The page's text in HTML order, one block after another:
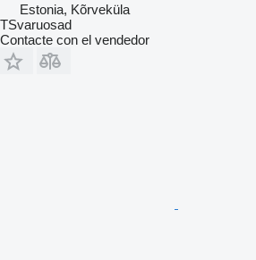
Estonia, Kõrveküla
TSvaruosad
Contacte con el vendedor